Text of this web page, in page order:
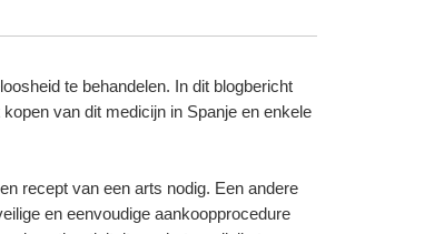
te behandelen. In dit blogbericht
van dit medicijn in Spanje en enkele
recept van een arts nodig. Een andere
en eenvoudige aankoopprocedure